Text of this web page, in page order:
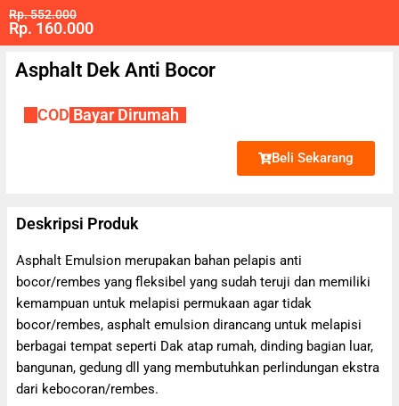
Rp. 552.000
Rp. 160.000
Asphalt Dek Anti Bocor
COD Bayar Dirumah
Beli Sekarang
Deskripsi Produk
Asphalt Emulsion merupakan bahan pelapis anti
bocor/rembes yang fleksibel yang sudah teruji dan memiliki
kemampuan untuk melapisi permukaan agar tidak
bocor/rembes, asphalt emulsion dirancang untuk melapisi
berbagai tempat seperti Dak atap rumah, dinding bagian luar,
bangunan, gedung dll yang membutuhkan perlindungan ekstra
dari kebocoran/rembes.